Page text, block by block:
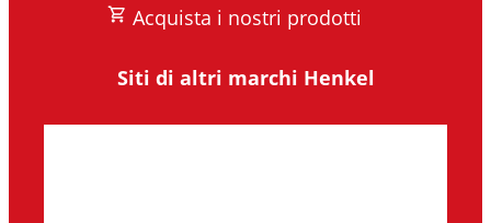
Acquista i nostri prodotti
Siti di altri marchi Henkel